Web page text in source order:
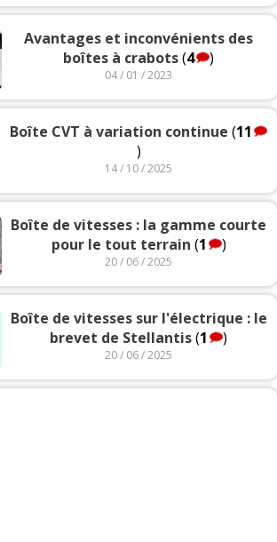
Avantages et inconvénients des
boîtes à crabots(4 )
04 / 01 / 2023
Boîte CVT à variation continue (11
)
14 / 10 / 2025
Boîte de vitesses : la gamme courte
pour le tout terrain (1 )
20 / 06 / 2025
Boîte de vitesses sur l'électrique : le
brevet de Stellantis(1 )
20 / 06 / 2025